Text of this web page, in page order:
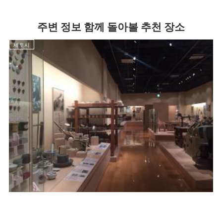
주변 정보 함께 돌아볼 추천 장소
세토시